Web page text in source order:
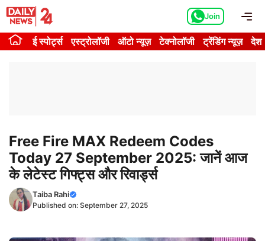
Skip
content
Join
ई स्पोर्ट्स एस्ट्रोलॉजी ऑटो न्यूज़ टेक्नोलॉजी ट्रेंडिंग न्यूज़ देश
Free Fire MAX Redeem Codes
Today 27 September 2025: जानें आज
के लेटेस्ट गिफ्ट्स और रिवार्ड्स
Taiba Rahi
Published on: September 27, 2025